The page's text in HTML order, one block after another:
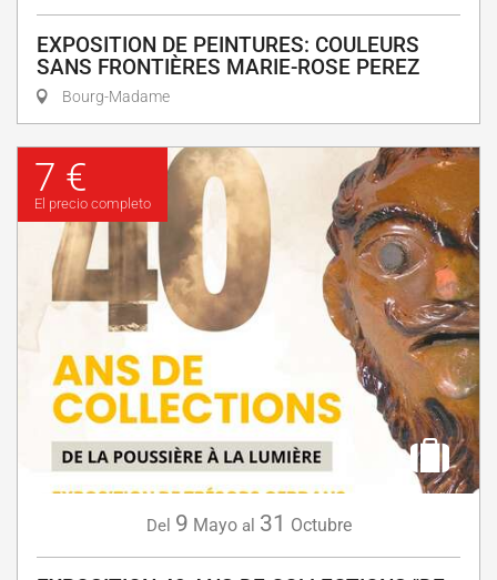
EXPOSITION DE PEINTURES: COULEURS
SANS FRONTIÈRES MARIE-ROSE PEREZ
Bourg-Madame
7 €
El precio completo
Del 9 Mayo al 31 Octubre